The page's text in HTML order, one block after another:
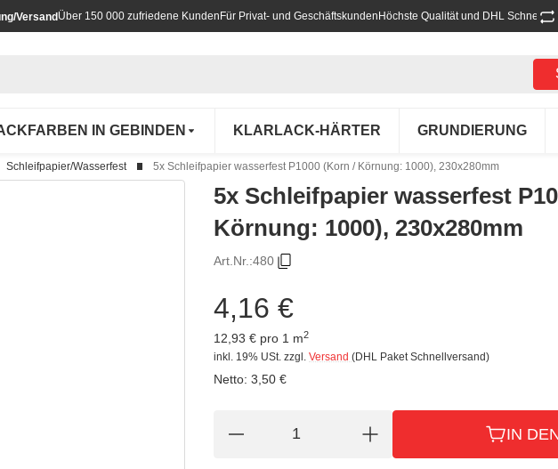
VersandÜber 150 000 zufriedene Kunden Für Privat- und Geschäftskunden Höchste Qualität und DHL
IN GEBINDEN KLARLACK-HÄRTER GRUNDIERUNG
Schleifpapier/Wasserfest 5x Schleifpapier wasserfest P1000 (Korn / Körnung: 1000), 230x280mm
5x Schleifpapier wasserfest
Körnung: 1000), 230x280mm
Art.Nr.:480
4,16 €
12,93 € pro 1 m2
inkl. 19% USt. zzgl. Versand (DHL Paket Schnellversand)
Netto: 3,50 €
IN